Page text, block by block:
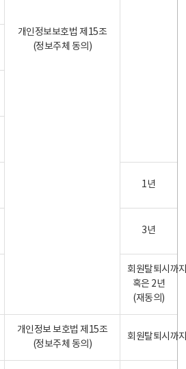
개인정보보호법 제15조
(정보주체 동의)
1년
3년
회원탈퇴시까
혹은 2년
(재동의)
개인정보 보호법 제15조
(정보주체 동의)
회원탈퇴시까